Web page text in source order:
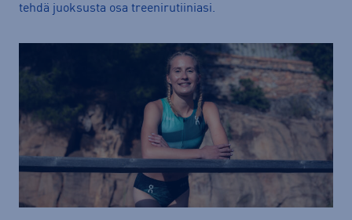
tehdä juoksusta osa treenirutiiniasi.